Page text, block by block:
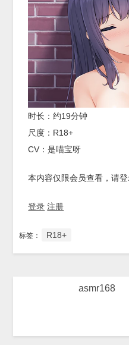
时长：约19分钟
尺度：R18+
CV：是喵宝呀
本内容仅限会员查看，请登
登录 注册
标签： R18+
asmr168